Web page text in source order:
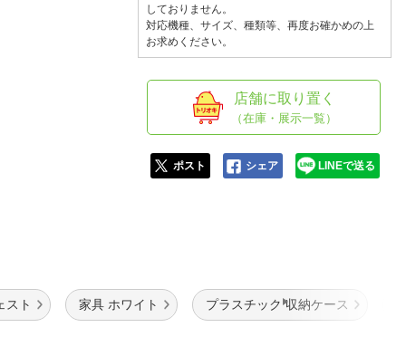
しておりません。
対応機種、サイズ、種類等、再度お確かめの上
お求めください。
店舗に取り置く
（在庫・展示一覧）
ポスト シェア LINEで送る
スト 家具 ホワイト プラスチック 収納ケース